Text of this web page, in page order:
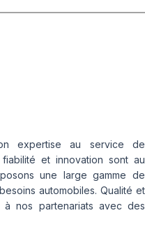
expertise au service de
fiabilité et innovation sont au
une large gamme de
automobiles. Qualité et
à nos partenariats avec des